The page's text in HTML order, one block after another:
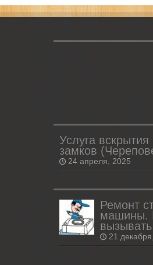
Услуга
замков
24 апреля, 2025
Ремонт
машины.
21